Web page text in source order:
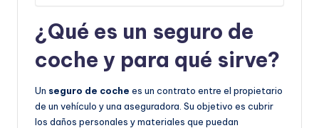
¿Qué es un seguro de
coche y para qué sirve?
Un seguro de coche es un contrato entre el propietario
de un vehículo y una aseguradora. Su objetivo es cubrir
los daños personales y materiales que puedan